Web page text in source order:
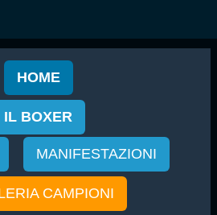
HOME
IL BOXER
MANIFESTAZIONI
CAMPIONI